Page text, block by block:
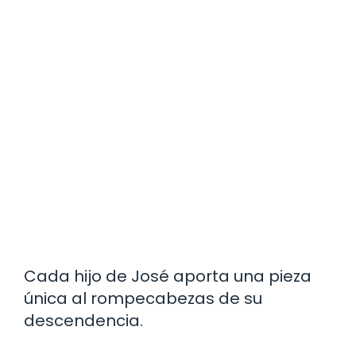
Cada hijo de José aporta una pieza
única al rompecabezas de su
descendencia.